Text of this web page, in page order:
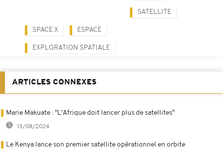
SATELLITE
SPACE X ESPACE
EXPLORATION SPATIALE
ARTICLES CONNEXES
Marie Makuate : "L'Afrique doit lancer plus de satellites"
13/08/2024
Le Kenya lance son premier satellite opérationnel en orbite